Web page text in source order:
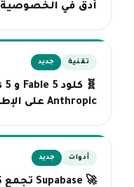
أدق في الخصوصية
تقنية جديد
Anthropic على الإطلاق، وبينهما علاقة غريبة
أدوات جديد